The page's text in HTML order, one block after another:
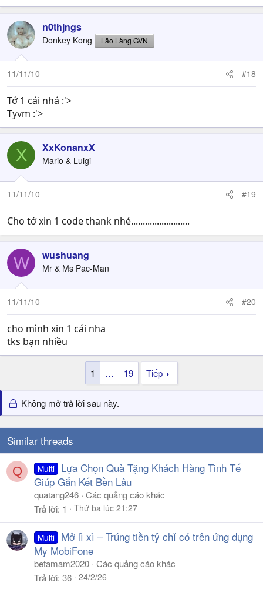
n0thjngs
Donkey Kong Lão Làng GVN
11/11/10 #18
Tớ 1 cái nhá :'>
Tyvm :'>
X XxKonanxX
Mario & Luigi
11/11/10 #19
Cho tớ xin 1 code thank nhé.........................
W wushuang
Mr & Ms Pac-Man
11/11/10 #20
cho mình xin 1 cái nha
tks bạn nhiều
1 … 19 Tiếp
Không mở trả lời sau này.
Similar threads
Q Multi
Lựa Chọn Quà Tặng Khách Hàng Tinh Tế
Giúp Gắn Kết Bền Lâu
quatang246 Các quảng cáo khác
Trả lời 1 Thứ ba lúc 21:27
Multi
Mở lì xì – Trúng tiền tỷ chỉ có trên ứng dụng
My MobiFone
betamam2020 Các quảng cáo khác
Trả lời 36 24/2/26